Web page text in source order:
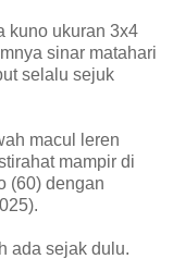
kuno ukuran 3x4
sinar matahari
selalu sejuk
macul leren
mampir di
(60) dengan
ada sejak dulu.